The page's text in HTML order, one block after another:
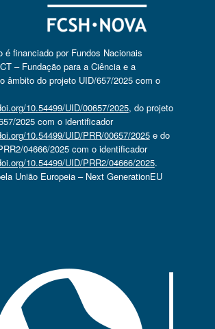
é financiado por Fundos Nacionais
– Fundação para a Ciência e a
âmbito do projeto UID/657/2025 com o
10.54499/UID/00657/2025, do projeto
2025 com o identificador
10.54499/UID/PRR/00657/2025e do
04666/2025 com o identificador
10.54499/UID/PRR2/04666/2025.
União Europeia – Next GenerationEU